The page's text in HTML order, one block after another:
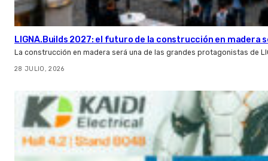
LIGNA.Builds 2027: el futuro de la construcción en madera
La construcción en madera será una de las grandes protagonistas de
28 JULIO, 2026